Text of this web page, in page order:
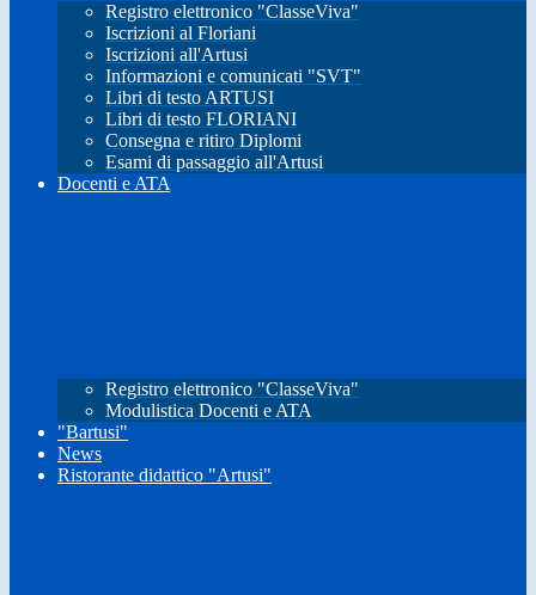
Registro elettronico "ClasseViva"
Iscrizioni al Floriani
Iscrizioni all'Artusi
Informazioni e comunicati "SVT"
Libri di testo ARTUSI
Libri di testo FLORIANI
Consegna e ritiro Diplomi
Esami di passaggio all'Artusi
Docenti e ATA
Registro elettronico "ClasseViva"
Modulistica Docenti e ATA
"Bartusi"
News
Ristorante didattico "Artusi"